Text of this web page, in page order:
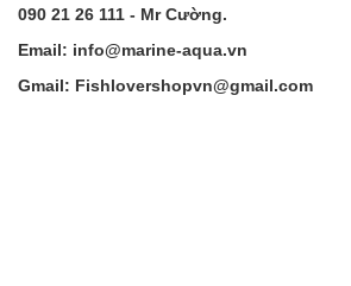
090 21 26 111 - Mr Cường.
Email: info@marine-aqua.vn
Gmail: Fishlovershopvn@gmail.com